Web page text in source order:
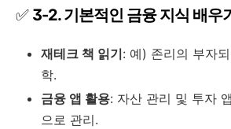
✅ 3-2. 기본적인 금융 지식 배우
재테크 책 읽기: 예) 존리의 부자
학.
금융 앱 활용: 자산 관리 및 투자
으로 관리.